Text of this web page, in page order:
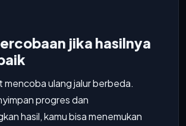
jika hasilnya
mencoba ulang jalur berbeda.
progres dan
hasil, kamu bisa menemukan